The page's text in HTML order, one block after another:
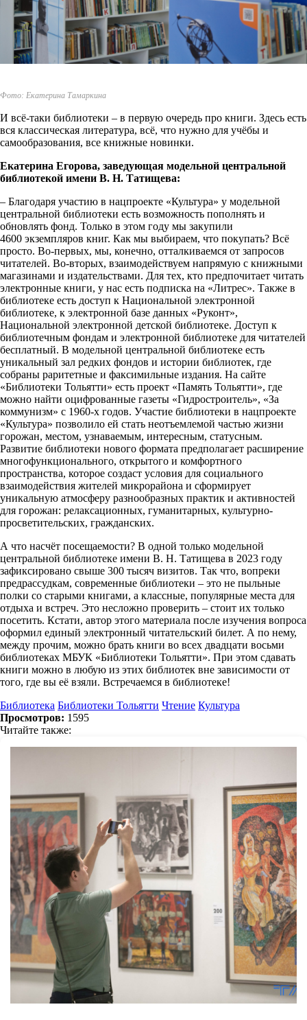
Фото: Екатерина Тамаркина
И всё-таки библиотеки – в первую очередь про книги. Здесь есть
вся классическая литература, всё, что нужно для учёбы и
самообразования, все книжные новинки.
Екатерина Егорова, заведующая модельной центральной
библиотекой имени В. Н. Татищева:
– Благодаря участию в нацпроекте «Культура» у модельной
центральной библиотеки есть возможность пополнять и
обновлять фонд. Только в этом году мы закупили
4600 экземпляров книг. Как мы выбираем, что покупать? Всё
просто. Во-первых, мы, конечно, отталкиваемся от запросов
читателей. Во-вторых, взаимодействуем напрямую с книжными
магазинами и издательствами. Для тех, кто предпочитает читать
электронные книги, у нас есть подписка на «Литрес». Также в
библиотеке есть доступ к Национальной электронной
библиотеке, к электронной базе данных «Руконт»,
Национальной электронной детской библиотеке. Доступ к
библиотечным фондам и электронной библиотеке для читателей
бесплатный. В модельной центральной библиотеке есть
уникальный зал редких фондов и истории библиотек, где
собраны раритетные и факсимильные издания. На сайте
«Библиотеки Тольятти» есть проект «Память Тольятти», где
можно найти оцифрованные газеты «Гидростроитель», «За
коммунизм» с 1960-х годов. Участие библиотеки в нацпроекте
«Культура» позволило ей стать неотъемлемой частью жизни
горожан, местом, узнаваемым, интересным, статусным.
Развитие библиотеки нового формата предполагает расширение
многофункционального, открытого и комфортного
пространства, которое создаст условия для социального
взаимодействия жителей микрорайона и сформирует
уникальную атмосферу разнообразных практик и активностей
для горожан: релаксационных, гуманитарных, культурно-
просветительских, гражданских.
А что насчёт посещаемости? В одной только модельной
центральной библиотеке имени В. Н. Татищева в 2023 году
зафиксировано свыше 300 тысяч визитов. Так что, вопреки
предрассудкам, современные библиотеки – это не пыльные
полки со старыми книгами, а классные, популярные места для
отдыха и встреч. Это несложно проверить – стоит их только
посетить. Кстати, автор этого материала после изучения вопроса
оформил единый электронный читательский билет. А по нему,
между прочим, можно брать книги во всех двадцати восьми
библиотеках МБУК «Библиотеки Тольятти». При этом сдавать
книги можно в любую из этих библиотек вне зависимости от
того, где вы её взяли. Встречаемся в библиотеке!
Библиотека Библиотеки Тольятти Чтение Культура
Просмотров: 1595
Читайте также: